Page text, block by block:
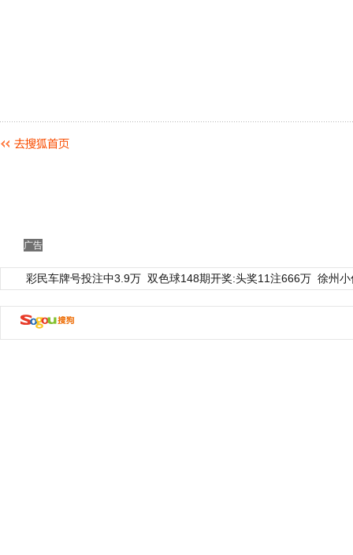
广告
彩民车牌号投注中3.9万 双色球148期开奖:头奖11注666万 徐州